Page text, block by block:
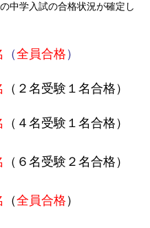
中学入試の合格状況が確定し
（全員合格 ）
（２名受験１名合格）
（４名受験１名合格）
（６名受験２名合格）
（全員合格 ）